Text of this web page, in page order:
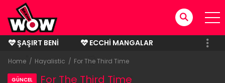
ŞAŞIRT BENI
ECCHI MANGALAR
BITMIŞ MANGALAR
Home Hayalistic For The Third Time
GÜNCEL For The Third Time